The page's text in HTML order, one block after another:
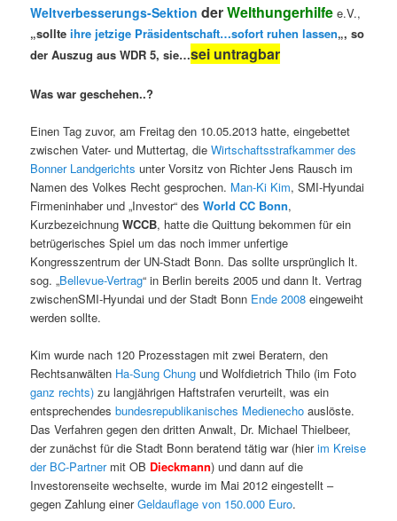
Weltverbesserungs-Sektion derWelthungerhilfee.V.,
„sollteihre jetzige Präsidentschaft…sofort ruhen lassen„, so
der Auszug aus WDR 5,sie…sei untragbar
Was war geschehen..?
Einen Tag zuvor, am Freitag den 10.05.2013 hatte, eingebettet
zwischen Vater- und Muttertag, dieWirtschaftsstrafkammer des
Bonner Landgerichts unter Vorsitz von Richter Jens Rausch im
Namen des Volkes Recht gesprochen. Man-Ki Kim, SMI-Hyundai
Firmeninhaber und „Investor“ desWorld CC Bonn,
KurzbezeichnungWCCB, hatte die Quittung bekommen für ein
betrügerisches Spiel um das noch immer unfertige
Kongresszentrum der UN-Stadt Bonn. Das sollte ursprünglich lt.
sog. „Bellevue-Vertrag“ in Berlin bereits 2005 und dann lt. Vertrag
zwischenSMI-Hyundai und der Stadt Bonn Ende 2008 eingeweiht
werden sollte.
Kim wurde nach 120 Prozesstagen mit zwei Beratern, den
Rechtsanwälten Ha-Sung Chung und Wolfdietrich Thilo (im Foto
ganz rechts) zu langjährigen Haftstrafen verurteilt, was ein
entsprechendesbundesrepublikanisches Medienecho auslöste.
Das Verfahren gegen den dritten Anwalt, Dr. Michael Thielbeer,
der zunächst für die Stadt Bonn beratend tätig war (hierim Kreise
der BC-Partnermit OB Dieckmann) und dann auf die
Investorenseite wechselte, wurde im Mai 2012 eingestellt –
gegen Zahlung einerGeldauflage von 150.000 Euro.